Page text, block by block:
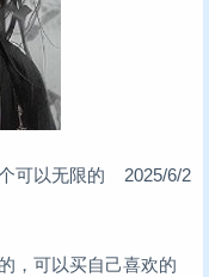
可以无限的 2025/6/2
，可以买自己喜欢的